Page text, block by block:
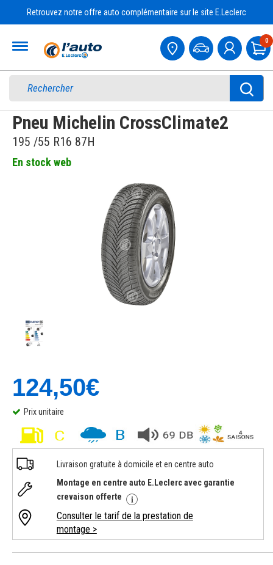
Retrouvez notre offre auto complémentaire sur le site E.Leclerc
0
Pneu Michelin CrossClimate2
195 /55 R16 87H
En stock web
124,50€
Prix unitaire
Livraison gratuite à domicile et en centre auto
Montage en centre auto E.Leclerc avec garantie
crevaison offerte
Consulter le tarif de la prestation de
montage >